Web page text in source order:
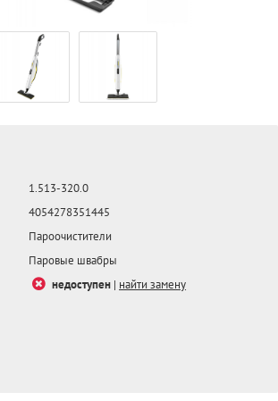
1.513-320.0
4054278351445
Пароочистители
Паровые швабры
недоступен | найти замену